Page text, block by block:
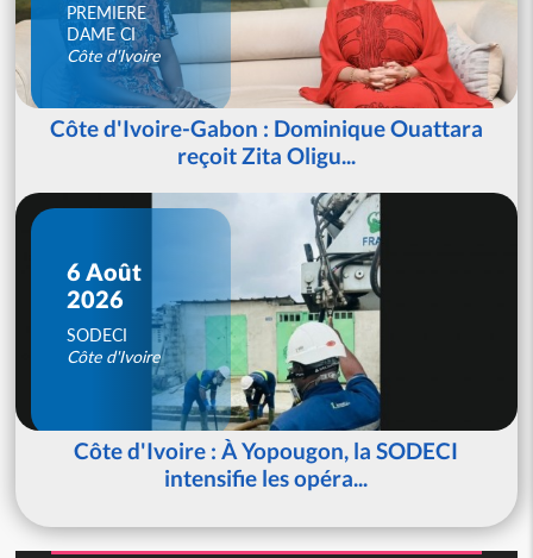
PREMIERE
DAME CI
Côte d'Ivoire
Côte d'Ivoire-Gabon : Dominique Ouattara
reçoit Zita Oligu...
6 Août
2026
SODECI
Côte d'Ivoire
Côte d'Ivoire : À Yopougon, la SODECI
intensifie les opéra...